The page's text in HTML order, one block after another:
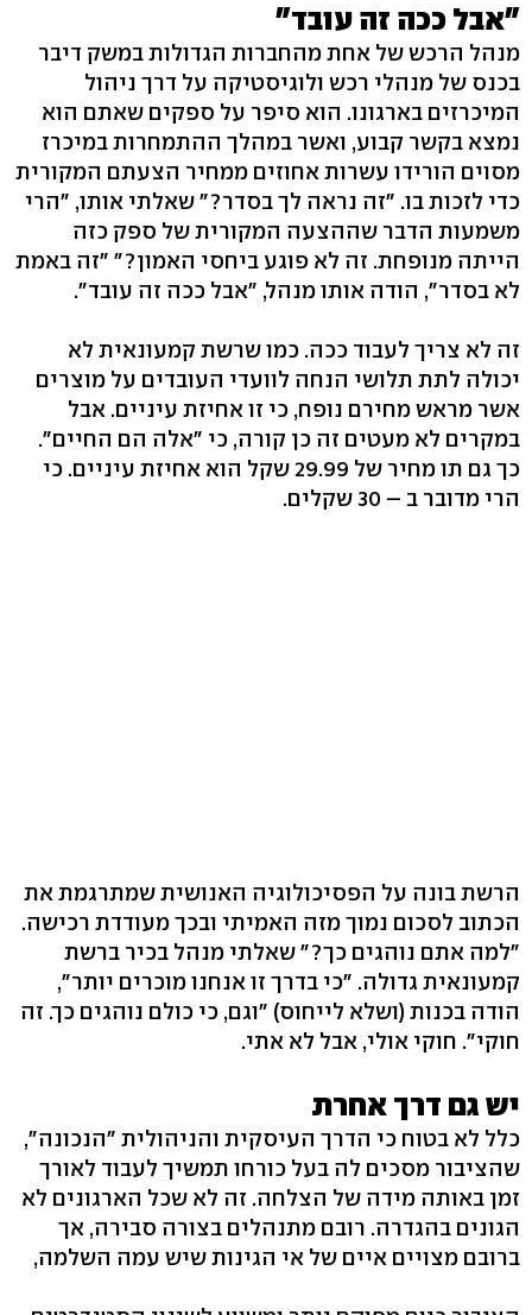
"אבל ככה זה עובד"
מנהל הרכש של אחת מהחברות הגדולות במשק דיבר
בכנס של מנהלי רכש ולוגיסטיקה על דרך ניהול
המיכרזים בארגונו. הוא סיפר על ספקים שאתם הוא
נמצא בקשר קבוע, ואשר במהלך ההתמחרות במיכרז
מסוים הורידו עשרות אחוזים ממחיר הצעתם המקורית
כדי לזכות בו. "זה נראה לך בסדר?" שאלתי אותו, "הרי
משמעות הדבר שההצעה המקורית של ספק כזה
הייתה מנופחת. זה לא פוגע ביחסי האמון?" "זה באמת
לא בסדר", הודה אותו מנהל, "אבל ככה זה עובד".
זה לא צריך לעבוד ככה. כמו שרשת קמעונאית לא
יכולה לתת תלושי הנחה לוועדי העובדים על מוצרים
אשר מראש מחירם נופח, כי זו אחיזת עיניים. אבל
במקרים לא מעטים זה כן קורה, כי "אלה הם החיים".
כך גם תו מחיר של 29.99 שקל הוא אחיזת עיניים. כי
הרי מדובר ב – 30 שקלים.
הרשת בונה על הפסיכולוגיה האנושית שמתרגמת את
הכתוב לסכום נמוך מזה האמיתי ובכך מעודדת רכישה.
"למה אתם נוהגים כך?" שאלתי מנהל בכיר ברשת
קמעונאית גדולה. "כי בדרך זו אנחנו מוכרים יותר",
הודה בכנות (ושלא לייחוס) "וגם, כי כולם נוהגים כך. זה
חוקי". חוקי אולי, אבל לא אתי.
יש גם דרך אחרת
כלל לא בטוח כי הדרך העיסקית והניהולית "הנכונה",
שהציבור מסכים לה בעל כורחו תמשיך לעבוד לאורך
זמן באותה מידה של הצלחה. זה לא שכל הארגונים לא
הגונים בהגדרה. רובם מתנהלים בצורה סבירה, אך
ברובם מצויים איים של אי הגינות שיש עמה השלמה,